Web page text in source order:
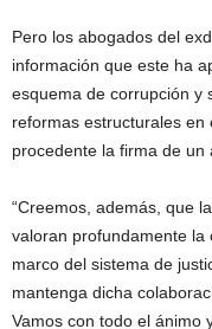
Pero los abogados del
información que este ha
esquema de corrupción y
reformas estructurales
procedente la firma de un
“Creemos, además, que
valoran profundamente la
marco del sistema de
mantenga dicha
Vamos con todo el ánimo